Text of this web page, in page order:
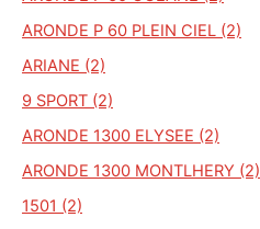
ARONDE P 60 PLEIN CIEL (2)
ARIANE (2)
9 SPORT (2)
ARONDE 1300 ELYSEE (2)
ARONDE 1300 MONTLHERY (2)
1501 (2)